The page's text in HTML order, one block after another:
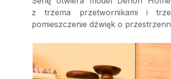
z trzema przetwornikami i
pomieszczenie dźwięk o